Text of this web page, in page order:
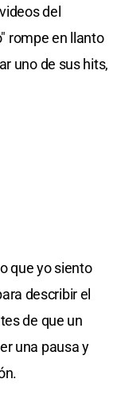
del
rompe en llanto
uno de sus hits,
que yo siento
describir el
de que un
una pausa y